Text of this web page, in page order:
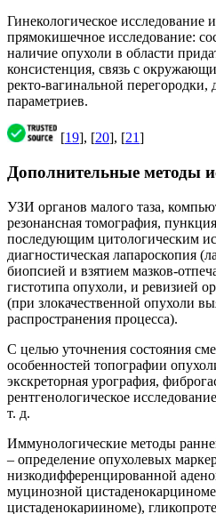
Гинекологическое исследование
прямокишечное исследование:
наличие опухоли в области
консистенция, связь с
ректо-вагинальной перегородки,
параметриев.
[19], [20], [21]
Дополнительные методы
УЗИ органов малого таза,
резонансная томография,
последующим цитологическим
диагностическая лапароскопия
биопсией и взятием мазков-
гистотипа опухоли, и ревизией
(при злокачественной опухоли
распространения процесса).
С целью уточнения состояния
особенностей топографии
экскреторная урография,
рентгенологическое
т. д.
Иммунологические методы
– определение опухолевых
низкодифференцированной
муцинозной
цистаденокарииноме),